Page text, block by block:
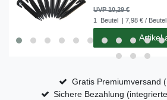
UVP 10,29 €
1 Beutel | 7,98 € / Beutel
Artikel
Gratis Premiumversand
Sichere Bezahlung